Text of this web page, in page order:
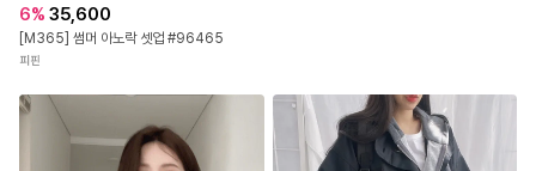
6% 35,600
[M365] 썸머 아노락 셋업 #96465
피핀